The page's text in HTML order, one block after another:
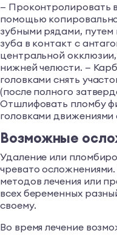
— Проконтролировать
помощью
зубными рядами, путем
зуба в контакт с
центральной
нижней челюсти. —
головками снять
(после полного
Отшлифовать пломбу
головками
Возможные
Удаление или
чревато
методов лечения или
всех беременных
своему.
Во время лечение